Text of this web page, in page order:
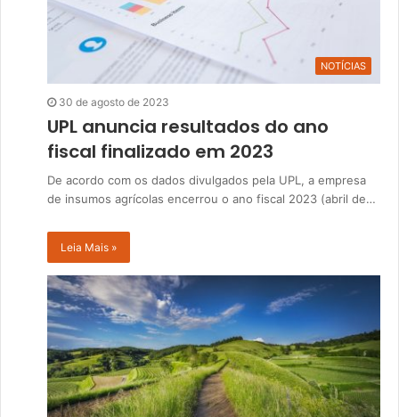
NOTÍCIAS
30 de agosto de 2023
UPL anuncia resultados do ano
fiscal finalizado em 2023
De acordo com os dados divulgados pela UPL, a empresa
de insumos agrícolas encerrou o ano fiscal 2023 (abril de…
Leia Mais »